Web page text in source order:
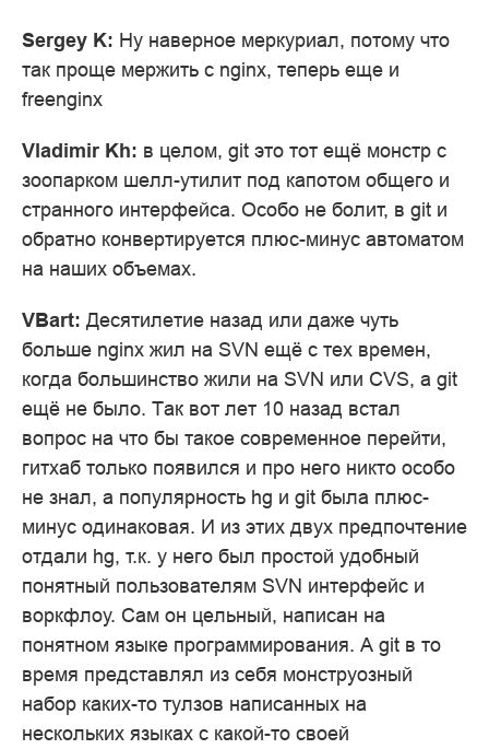
Sergey K: Ну наверное меркуриал, потому что
так проще мержить с nginx, теперь еще и
freenginx
Vladimir Kh: в целом, git это тот ещё монстр с
зоопарком шелл-утилит под капотом общего и
странного интерфейса. Особо не болит, в git и
обратно конвертируется плюс-минус автоматом
на наших объемах.
VBart: Десятилетие назад или даже чуть
больше nginx жил на SVN ещё с тех времен,
когда большинство жили на SVN или CVS, а git
ещё не было. Так вот лет 10 назад встал
вопрос на что бы такое современное перейти,
гитхаб только появился и про него никто особо
не знал, а популярность hg и git была плюс-
минус одинаковая. И из этих двух предпочтение
отдали hg, т.к. у него был простой удобный
понятный пользователям SVN интерфейс и
воркфлоу. Сам он цельный, написан на
понятном языке программирования. А git в то
время представлял из себя монструозный
набор каких-то тулзов написанных на
нескольких языках с какой-то своей